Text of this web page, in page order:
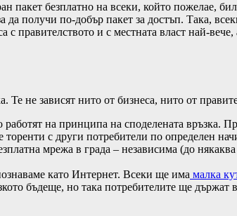
пакет безплатно на всеки, който пожелае,
получи по-добър пакет за достъп. Така,
правителството и с местната власт най-
не зависят нито от бизнеса, нито от
на принципа на споделената връзка.
торенти с други потребители по определен
мрежа в града – независима (до
като Интернет. Всеки ще има малка
бъдеще, но така потребителите ще държат